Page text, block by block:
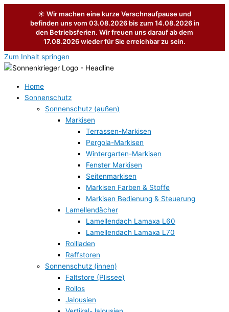
Zum Inhalt springen
Home
Sonnenschutz
Sonnenschutz (außen)
Markisen
Terrassen-Markisen
Pergola-Markisen
Wintergarten-Markisen
Fenster Markisen
Seitenmarkisen
Markisen Farben & Stoffe
Markisen Bedienung & Steuerung
Lamellendächer
Lamellendach Lamaxa L60
Lamellendach Lamaxa L70
Rollladen
Raffstoren
Sonnenschutz (innen)
Faltstore (Plissee)
Rollos
Jalousien